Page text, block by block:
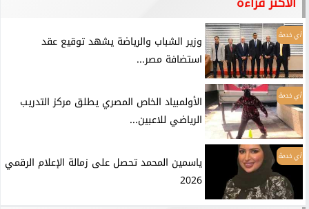
أي خدمة
وزير الشباب والرياضة يشهد توقيع عقد
استضافة مصر...
أي خدمة
الأولمبياد الخاص المصري يطلق مركز التدريب
الرياضي للاعبين...
أي خدمة
ياسمين المحمد تحصل على زمالة الإعلام الرقمي
2026